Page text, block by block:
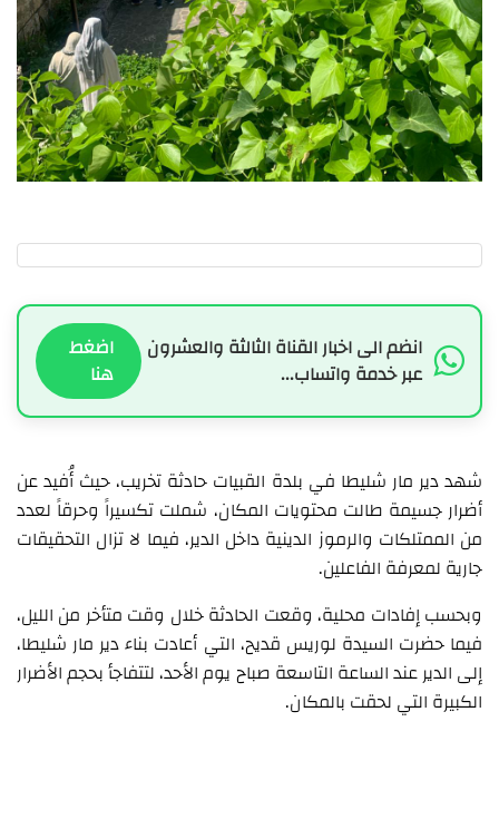
انضم الى اخبار القناة الثالثة والعشرون
عبر خدمة واتساب...
اضغط
هنا
شهد دير مار شليطا في بلدة القبيات حادثة تخريب، حيث أُفيد عن
أضرار جسيمة طالت محتويات المكان، شملت تكسيراً وحرقاً لعدد
من الممتلكات والرموز الدينية داخل الدير، فيما لا تزال التحقيقات
جارية لمعرفة الفاعلين.
وبحسب إفادات محلية، وقعت الحادثة خلال وقت متأخر من الليل،
فيما حضرت السيدة لوريس قديح، التي أعادت بناء دير مار شليطا،
إلى الدير عند الساعة التاسعة صباح يوم الأحد، لتتفاجأ بحجم الأضرار
الكبيرة التي لحقت بالمكان.